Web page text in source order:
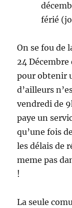
férié
On se fou de
24
pour obtenir
d’ailleurs
vendredi de
paye un
qu’une fois
les délais de
meme pas
!
La seule